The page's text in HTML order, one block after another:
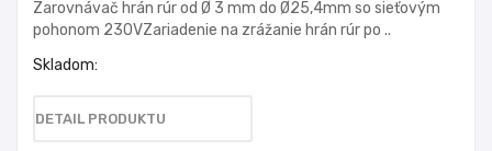
Zarovnávač hrán rúr od Ø 3 mm do Ø25,4mm so sieťovým
pohonom 230VZariadenie na zrážanie hrán rúr po ..
Skladom:
DETAIL PRODUKTU